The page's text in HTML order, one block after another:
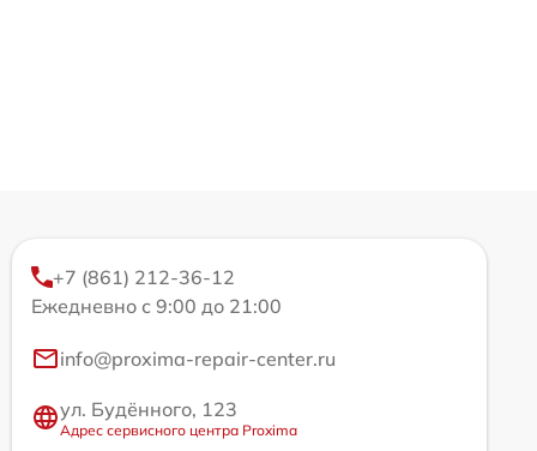
+7 (861) 212-36-12
Ежедневно с 9:00 до 21:00
info@proxima-repair-center.ru
ул. Будённого, 123
Адрес сервисного центра Proxima